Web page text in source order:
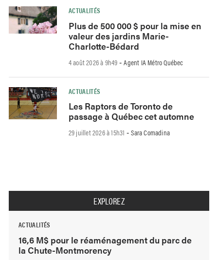
ACTUALITÉS
Plus de 500 000 $ pour la mise en
valeur des jardins Marie-
Charlotte-Bédard
4 août 2026 à 9h49 -Agent IA Métro Québec
ACTUALITÉS
Les Raptors de Toronto de
passage à Québec cet automne
29 juillet 2026 à 15h31 -Sara Comadina
EXPLOREZ
ACTUALITÉS
16,6 M$ pour le réaménagement du parc de
la Chute-Montmorency